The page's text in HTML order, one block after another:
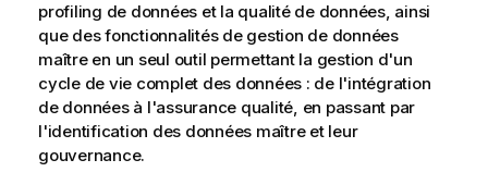
profiling de données et la qualité de données, ainsi
que des fonctionnalités de gestion de données
maître en un seul outil permettant la gestion d'un
cycle de vie complet des données : de l'intégration
de données à l'assurance qualité, en passant par
l'identification des données maître et leur
gouvernance.